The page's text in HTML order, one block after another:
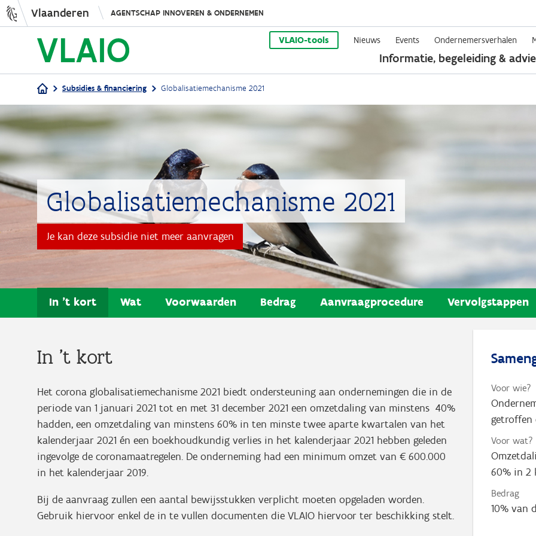
Overslaan
en
naar
de
Vlaanderen AGENTSCHAP INNOVEREN & ONDERNEMEN
VLAIO-tools Nieuws Events Ondernemersverhalen
Informatie, begeleiding &
Kruimelpad
Subsidies & financiering Globalisatiemechanisme 2021
Globalisatiemechanisme 2021
Je kan deze subsidie niet meer aanvragen
In 't kort Wat Voorwaarden Bedrag Aanvraagprocedure Vervolgstappen
In 't kort
Het corona globalisatiemechanisme 2021 biedt ondersteuning aan ondernemingen die in de
periode van 1 januari 2021 tot en met 31 december 2021 een omzetdaling van minstens 40%
hadden, een omzetdaling van minstens 60% in ten minste twee aparte kwartalen van het
kalenderjaar 2021 én een boekhoudkundig verlies in het kalenderjaar 2021 hebben geleden
ingevolge de coronamaatregelen. De onderneming had een minimum omzet van € 600.000
in het kalenderjaar 2019.
Bij de aanvraag zullen een aantal bewijsstukken verplicht moeten opgeladen worden.
Gebruik hiervoor enkel de in te vullen documenten die VLAIO hiervoor ter beschikking stelt.
Voor wie?
getroffen
Voor wat?
60% in 2
Bedrag
10% van